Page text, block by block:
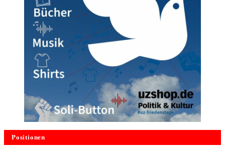
Positionen